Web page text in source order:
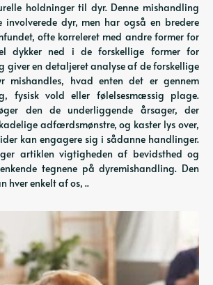
holdninger til dyr. Denne mishandling
involverede dyr, men har også en bredere
ofte korreleret med andre former for
dykker ned i de forskellige former for
giver en detaljeret analyse af de forskellige
mishandles, hvad enten det er gennem
fysisk vold eller følelsesmæssig plage.
den de underliggende årsager, der
adfærdsmønstre, og kaster lys over,
kan engagere sig i sådanne handlinger.
artiklen vigtigheden af ​​bevidsthed og
tegnene på dyremishandling. Den
hver enkelt af os, ..